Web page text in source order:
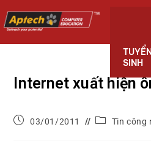
SINH
Internet xuất hiện
03/01/2011 Tin công